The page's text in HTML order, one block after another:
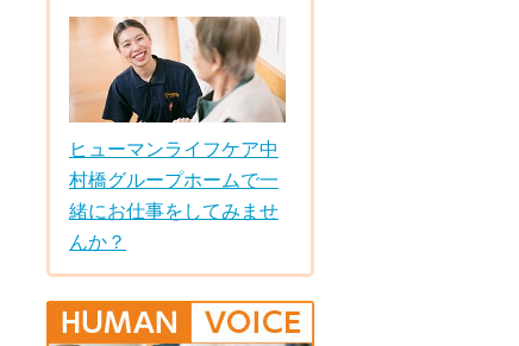
ヒューマンライフケア中
村橋グループホームで一
緒にお仕事をしてみませ
んか？